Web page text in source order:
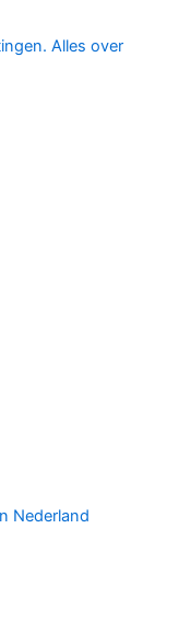
Alles over
Nederland